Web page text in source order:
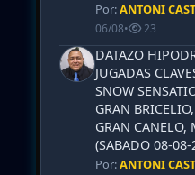
Por:ANTONI
06/08• 23
DATAZO
JUGADAS
SNOW
GRAN
GRAN CANELO,
(SABADO 08-
Por:ANTONI